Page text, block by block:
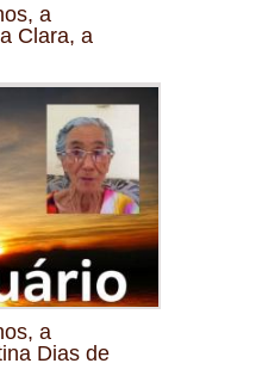
a
Clara, a
a
Dias de